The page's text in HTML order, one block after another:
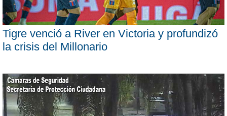
Tigre venció a River en Victoria y profundizó
la crisis del Millonario